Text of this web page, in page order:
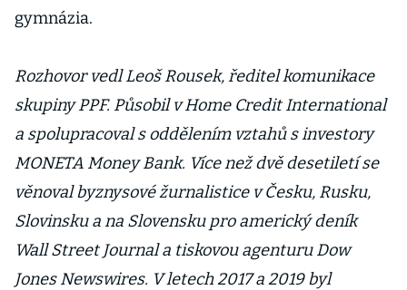
gymnázia.
Rozhovor vedl Leoš Rousek, ředitel komunikace
skupiny PPF. Působil v Home Credit International
a spolupracoval s oddělením vztahů s investory
MONETA Money Bank. Více než dvě desetiletí se
věnoval byznysové žurnalistice v Česku, Rusku,
Slovinsku a na Slovensku pro americký deník
Wall Street Journal a tiskovou agenturu Dow
Jones Newswires. V letech 2017 a 2019 byl